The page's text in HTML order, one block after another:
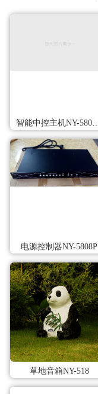
电源控制器NY-5808P
草地音箱NY-518